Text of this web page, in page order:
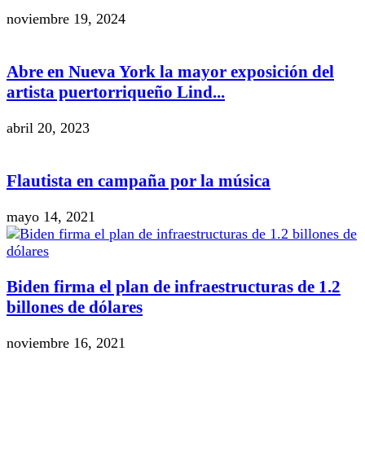
noviembre 19, 2024
Abre en Nueva York la mayor exposición del
artista puertorriqueño Lind...
abril 20, 2023
Flautista en campaña por la música
mayo 14, 2021
Biden firma el plan de infraestructuras de 1.2
billones de dólares
noviembre 16, 2021